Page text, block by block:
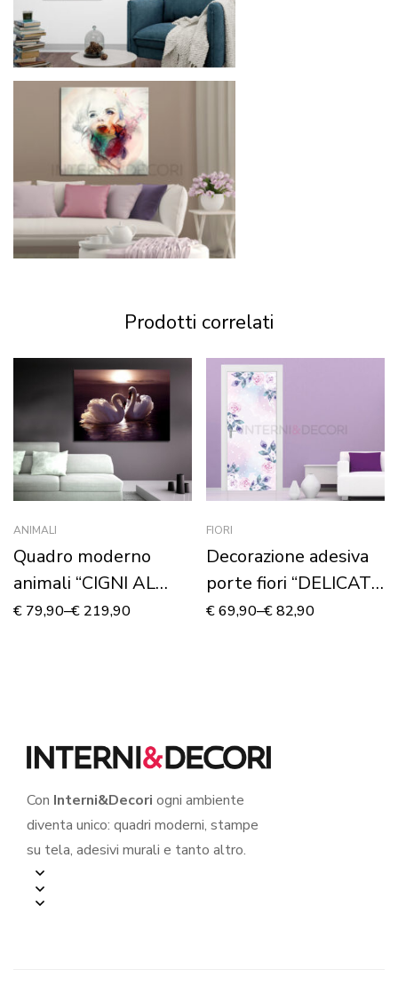
Prodotti correlati
ANIMALI
Quadro moderno
animali “CIGNI AL
TRAMONTO” –
€ 79,90–€ 219,90
FIORI
Decorazione adesiva
porte fiori “DELICATE
ROSE ROSA”
€69,90–€82,90
Con Interni&Decori ogni ambiente
diventa unico: quadri moderni, stampe
su tela, adesivi murali e tanto altro.